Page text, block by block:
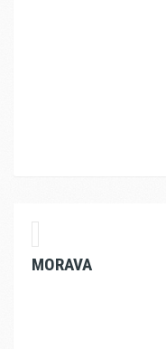
MORAVA